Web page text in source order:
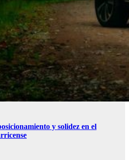
y solidez en el